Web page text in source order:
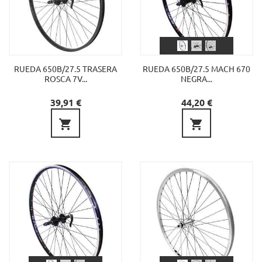
RUEDA 650B/27.5 TRASERA
ROSCA 7V...
Precio
39,91 €

RUEDA 650B/27.5 MACH 670
NEGRA...
Precio
44,20 €
